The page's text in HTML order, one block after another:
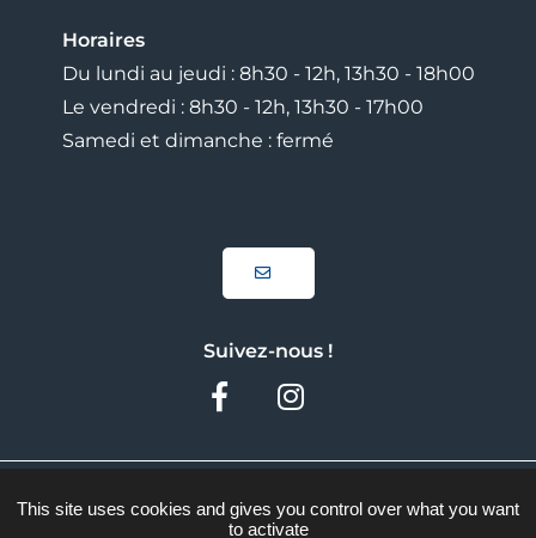
Horaires
Du lundi au jeudi : 8h30 - 12h, 13h30 - 18h00
Le vendredi : 8h30 - 12h, 13h30 - 17h00
Samedi et dimanche : fermé
Suivez-nous !
Facebook
This site uses cookies and gives you control over what you want
to activate